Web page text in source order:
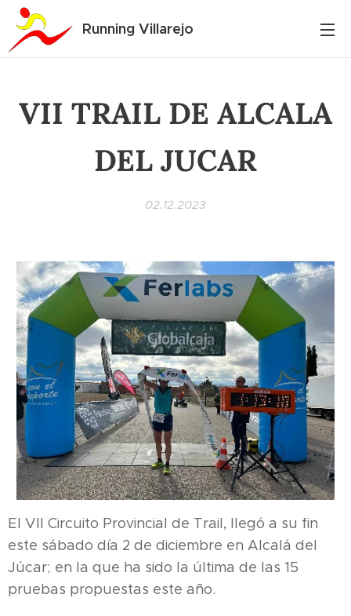
Running Villarejo
VII TRAIL DE ALCALA
DEL JUCAR
02.12.2023
El VII Circuito Provincial de Trail, llegó a su fin
este sábado día 2 de diciembre en Alcalá del
Júcar; en la que ha sido la última de las 15
pruebas propuestas este año.